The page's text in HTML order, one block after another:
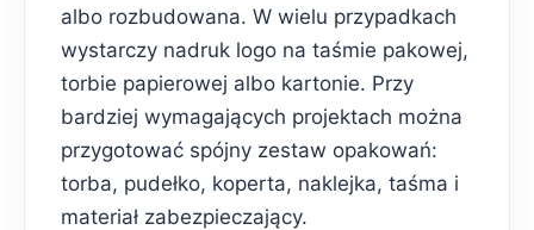
albo rozbudowana. W wielu przypadkach
wystarczy nadruk logo na taśmie pakowej,
torbie papierowej albo kartonie. Przy
bardziej wymagających projektach można
przygotować spójny zestaw opakowań:
torba, pudełko, koperta, naklejka, taśma i
materiał zabezpieczający.